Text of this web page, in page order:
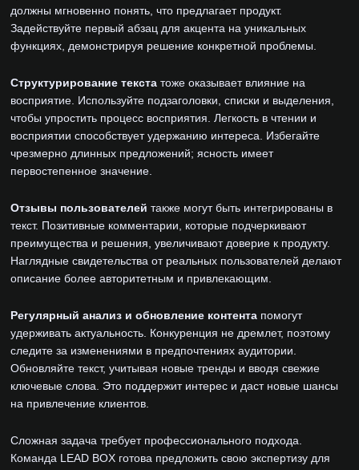
должны мгновенно понять, что предлагает продукт.
Задействуйте первый абзац для акцента на уникальных
функциях, демонстрируя решение конкретной проблемы.
Структурирование текста тоже оказывает влияние на
восприятие. Используйте подзаголовки, списки и выделения,
чтобы упростить процесс восприятия. Легкость в чтении и
восприятии способствует удержанию интереса. Избегайте
чрезмерно длинных предложений; ясность имеет
первостепенное значение.
Отзывы пользователей также могут быть интегрированы в
текст. Позитивные комментарии, которые подчеркивают
преимущества и решения, увеличивают доверие к продукту.
Наглядные свидетельства от реальных пользователей делают
описание более авторитетным и привлекающим.
Регулярный анализ и обновление контента помогут
удерживать актуальность. Конкуренция не дремлет, поэтому
следите за изменениями в предпочтениях аудитории.
Обновляйте текст, учитывая новые тренды и вводя свежие
ключевые слова. Это поддержит интерес и даст новые шансы
на привлечение клиентов.
Сложная задача требует профессионального подхода.
Команда LEAD BOX готова предложить свою экспертизу для